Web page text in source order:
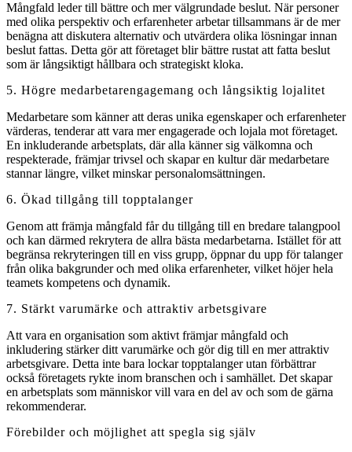
Mångfald leder till bättre och mer välgrundade beslut. När personer
med olika perspektiv och erfarenheter arbetar tillsammans är de mer
benägna att diskutera alternativ och utvärdera olika lösningar innan
beslut fattas. Detta gör att företaget blir bättre rustat att fatta beslut
som är långsiktigt hållbara och strategiskt kloka.
5. Högre medarbetarengagemang och långsiktig lojalitet
Medarbetare som känner att deras unika egenskaper och erfarenheter
värderas, tenderar att vara mer engagerade och lojala mot företaget.
En inkluderande arbetsplats, där alla känner sig välkomna och
respekterade, främjar trivsel och skapar en kultur där medarbetare
stannar längre, vilket minskar personalomsättningen.
6. Ökad tillgång till topptalanger
Genom att främja mångfald får du tillgång till en bredare talangpool
och kan därmed rekrytera de allra bästa medarbetarna. Istället för att
begränsa rekryteringen till en viss grupp, öppnar du upp för talanger
från olika bakgrunder och med olika erfarenheter, vilket höjer hela
teamets kompetens och dynamik.
7. Stärkt varumärke och attraktiv arbetsgivare
Att vara en organisation som aktivt främjar mångfald och
inkludering stärker ditt varumärke och gör dig till en mer attraktiv
arbetsgivare. Detta inte bara lockar topptalanger utan förbättrar
också företagets rykte inom branschen och i samhället. Det skapar
en arbetsplats som människor vill vara en del av och som de gärna
rekommenderar.
Förebilder och möjlighet att spegla sig själv